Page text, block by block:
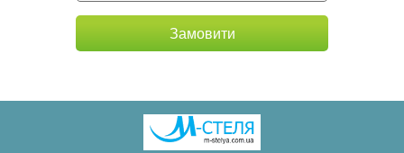
Замовити